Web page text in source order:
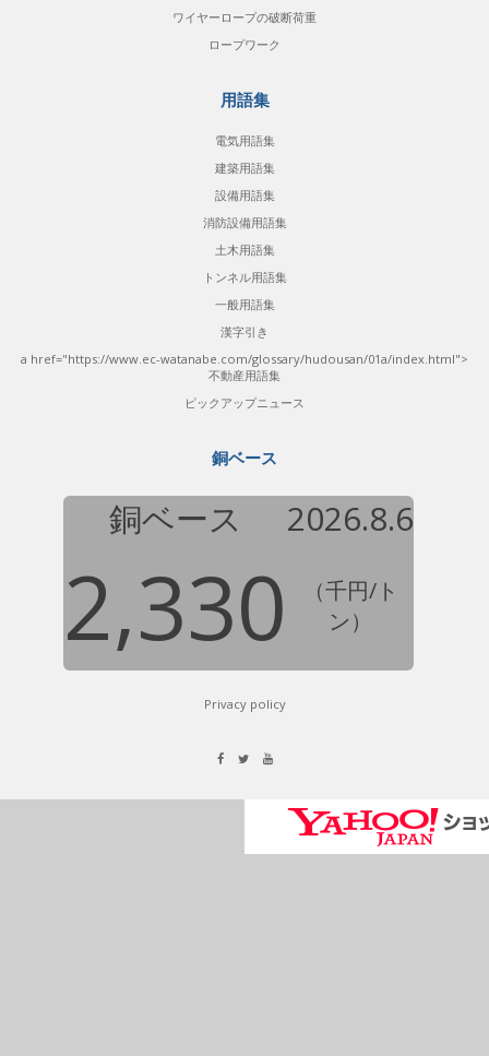
ワイヤーロープの破断荷重
ロープワーク
用語集
電気用語集
建築用語集
設備用語集
消防設備用語集
土木用語集
トンネル用語集
一般用語集
漢字引き
a href="https://www.ec-watanabe.com/glossary/hudousan/01a/index.html">
不動産用語集
ピックアップニュース
銅ベース
銅ベース 2026.8.6
2,330
（千円/ト
ン）
Privacy policy